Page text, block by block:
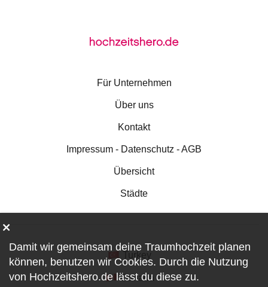
Für Unternehmen
Über uns
Kontakt
Impressum - Datenschutz - AGB
Übersicht
Städte
Canada
Damit wir gemeinsam deine Traumhochzeit planen
können, benutzen wir Cookies. Durch die Nutzung
von Hochzeitshero.de lässt du diese zu.